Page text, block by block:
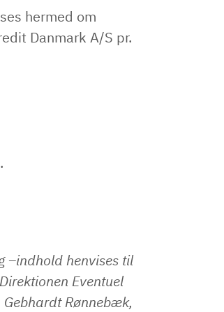
hermed om
Danmark A/S pr.
–indhold henvises til
Eventuel
Rønnebæk,